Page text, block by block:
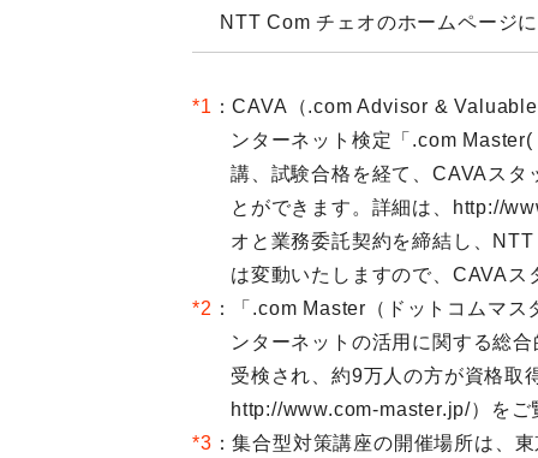
NTT Com チェオのホームページ
*1 ：CAVA（.com Advisor &
ンターネット検定「.com
講、試験合格を経て、CAVAス
とができます。詳細は、http://
オと業務委託契約を締結し、
は変動いたしますので、CAVA
*2 ：「.com Master（ドットコムマ
ンターネットの活用に関する総
受検され、約9万人の方が資格取
http://www.com-master.jp/）をご
*3 ：集合型対策講座の開催場所は、